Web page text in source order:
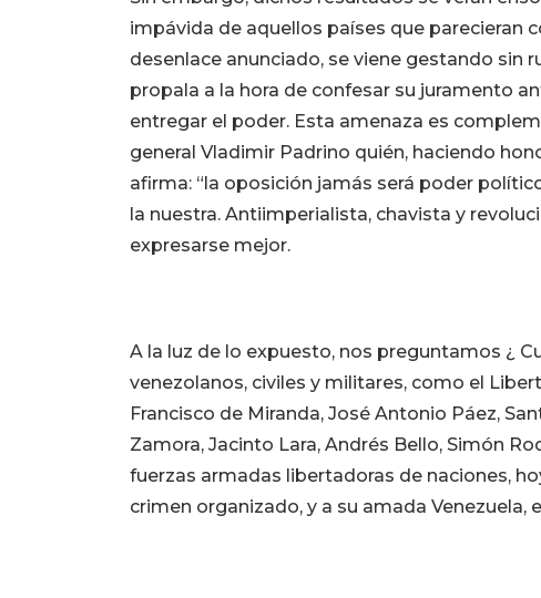
impávida de aquellos países que parecieran
desenlace anunciado, se viene gestando sin
propala a la hora de confesar su juramento
entregar el poder. Esta amenaza es
general Vladimir Padrino quién, haciendo
afirma: “la oposición jamás será poder
la nuestra. Antiimperialista, chavista y
expresarse mejor.
A la luz de lo expuesto, nos preguntamos ¿
venezolanos, civiles y militares, como el
Francisco de Miranda, José Antonio Páez,
Zamora, Jacinto Lara, Andrés Bello, Simón
fuerzas armadas libertadoras de naciones,
crimen organizado, y a su amada Venezuela,